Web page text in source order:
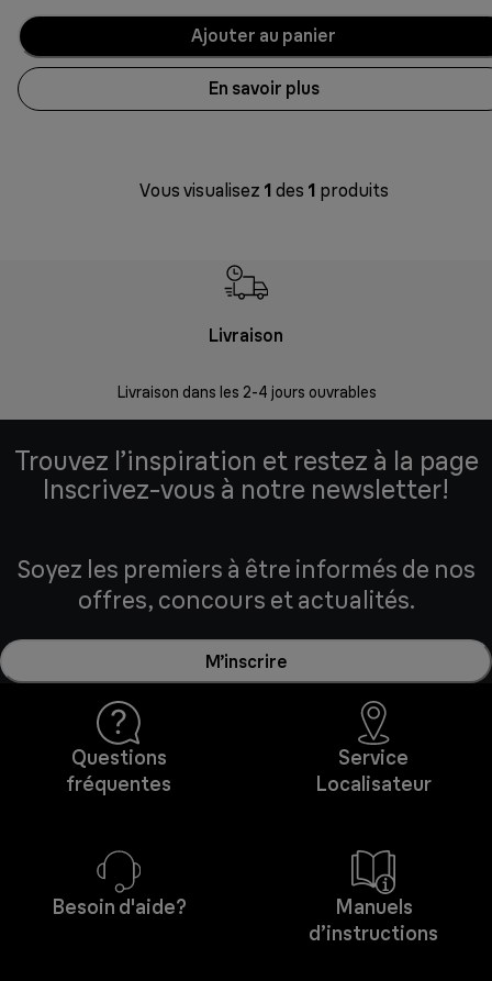
Ajouter au panier
En savoir plus
Vous visualisez 1 des 1 produits
Livraison
Livraison dans les 2-4 jours ouvrables
Trouvez l’inspiration et restez à la page
Inscrivez-vous à notre newsletter!
Soyez les premiers à être informés de nos
offres, concours et actualités.
M’inscrire
Questions
fréquentes
Service
Localisateur
Besoin d'aide?
Manuels
d’instructions